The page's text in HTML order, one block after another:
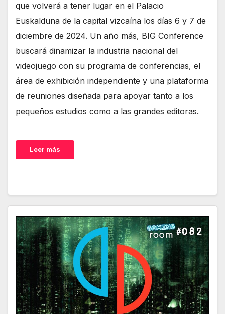
que volverá a tener lugar en el Palacio
Euskalduna de la capital vizcaína los días 6 y 7 de
diciembre de 2024. Un año más, BIG Conference
buscará dinamizar la industria nacional del
videojuego con su programa de conferencias, el
área de exhibición independiente y una plataforma
de reuniones diseñada para apoyar tanto a los
pequeños estudios como a las grandes editoras.
Leer más